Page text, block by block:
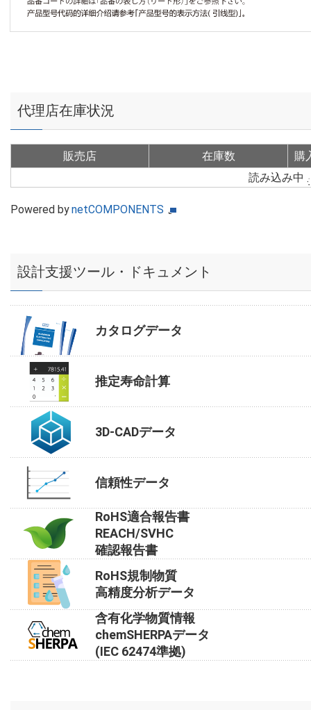
代理店在庫状況
販売店 在庫数
購
読み込み中
Powered bynetCOMPONENTS
設計支援ツール・ドキュメント
カタログデータ
推定寿命計算
3D-CADデータ
信頼性データ
RoHS適合報告書
REACH/SVHC
確認報告書
RoHS規制物質
高精度分析データ
含有化学物質情報
chemSHERPAデータ
(IEC 62474準拠)